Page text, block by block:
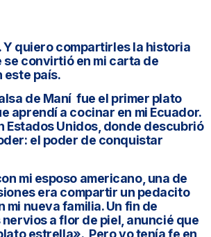
Y quiero compartirles la historia
se convirtió en mi carta de
este país.
de Maní fue el primer plato
aprendí a cocinar en mi Ecuador.
Estados Unidos, donde descubrió
el poder de conquistar
mi esposo americano, una de
era compartir un pedacito
mi nueva familia. Un fin de
nervios a flor de piel, anuncié que
estrella». Pero yo tenía fe en